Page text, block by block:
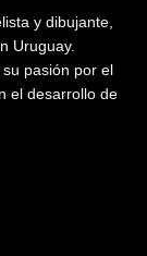
y dibujante,
Uruguay.
pasión por el
el desarrollo de